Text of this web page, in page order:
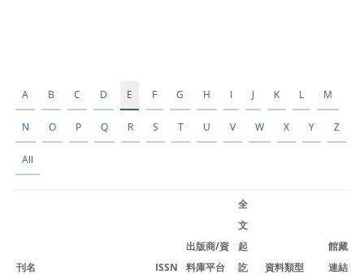
A B C D E F G H I J K L M
N O P Q R S T U V W X Y Z
All
刊名 ISSN
出版商/資
料庫平台
全
文
起
訖
資料類型
館藏
連結